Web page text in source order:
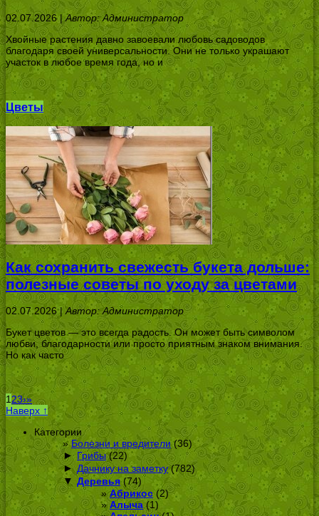
02.07.2026 |Автор: Администратор
Хвойные растения давно завоевали любовь садоводов
благодаря своей универсальности. Они не только украшают
участок в любое время года, но и
Цветы
Как сохранить свежесть букета дольше:
полезные советы по уходу за цветами
02.07.2026 |Автор: Администратор
Букет цветов — это всегда радость. Он может быть символом
любви, благодарности или просто приятным знаком внимания.
Но как часто
123›»
Наверх ↑
Категории
Болезни и вредители(36)
► Грибы(22)
► Дачнику на заметку(782)
▼ Деревья(74)
Абрикос (2)
Алыча(1)